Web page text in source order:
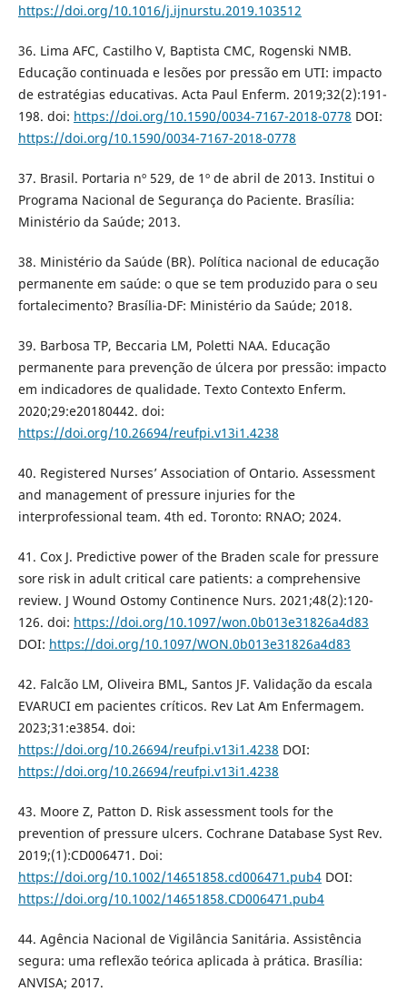
https://doi.org/10.1016/j.ijnurstu.2019.103512
36. Lima AFC, Castilho V, Baptista CMC, Rogenski NMB.
Educação continuada e lesões por pressão em UTI: impacto
de estratégias educativas. Acta Paul Enferm. 2019;32(2):191-
198. doi: https://doi.org/10.1590/0034-7167-2018-0778 DOI:
https://doi.org/10.1590/0034-7167-2018-0778
37. Brasil. Portaria nº 529, de 1º de abril de 2013. Institui o
Programa Nacional de Segurança do Paciente. Brasília:
Ministério da Saúde; 2013.
38. Ministério da Saúde (BR). Política nacional de educação
permanente em saúde: o que se tem produzido para o seu
fortalecimento? Brasília-DF: Ministério da Saúde; 2018.
39. Barbosa TP, Beccaria LM, Poletti NAA. Educação
permanente para prevenção de úlcera por pressão: impacto
em indicadores de qualidade. Texto Contexto Enferm.
2020;29:e20180442. doi:
https://doi.org/10.26694/reufpi.v13i1.4238
40. Registered Nurses’ Association of Ontario. Assessment
and management of pressure injuries for the
interprofessional team. 4th ed. Toronto: RNAO; 2024.
41. Cox J. Predictive power of the Braden scale for pressure
sore risk in adult critical care patients: a comprehensive
review. J Wound Ostomy Continence Nurs. 2021;48(2):120-
126. doi: https://doi.org/10.1097/won.0b013e31826a4d83
DOI: https://doi.org/10.1097/WON.0b013e31826a4d83
42. Falcão LM, Oliveira BML, Santos JF. Validação da escala
EVARUCI em pacientes críticos. Rev Lat Am Enfermagem.
2023;31:e3854. doi:
https://doi.org/10.26694/reufpi.v13i1.4238 DOI:
https://doi.org/10.26694/reufpi.v13i1.4238
43. Moore Z, Patton D. Risk assessment tools for the
prevention of pressure ulcers. Cochrane Database Syst Rev.
2019;(1):CD006471. Doi:
https://doi.org/10.1002/14651858.cd006471.pub4DOI:
https://doi.org/10.1002/14651858.CD006471.pub4
44. Agência Nacional de Vigilância Sanitária. Assistência
segura: uma reflexão teórica aplicada à prática. Brasília:
ANVISA; 2017.